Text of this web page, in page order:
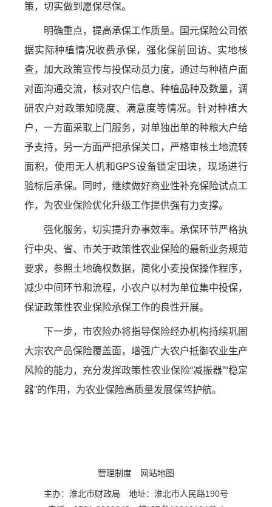
策，切实做到愿保尽保。
明确重点，提高承保工作质量。国元保险公司依
据实际种植情况收费承保，强化保前回访、实地核
查，加大政策宣传与投保动员力度，通过与种植户面
对面沟通交流，核对农户信息、种植品种及数量，调
研农户对政策知晓度、满意度等情况。针对种植大
户，一方面采取上门服务，对单独出单的种粮大户给
予支持，另一方面严把承保关口，严格审核土地流转
面积，使用无人机和GPS设备锁定田块，现场进行
验标后承保。同时，继续做好商业性补充保险试点工
作，为农业保险优化升级工作提供强有力支撑。
强化服务，切实提升办事效率。承保环节严格执
行中央、省、市关于政策性农业保险的最新业务规范
要求，参照土地确权数据，简化小麦投保操作程序，
减少中间环节和流程，小农户以村为单位集中投保，
保证政策性农业保险承保工作的良性开展。
下一步，市农险办将指导保险经办机构持续巩固
大宗农产品保险覆盖面，增强广大农户抵御农业生产
风险的能力，充分发挥政策性农业保险“减振器”“稳定
器”的作用，为农业保险高质量发展保驾护航。
管理制度 网站地图
主办：淮北市财政局
地址：淮北市人民路190号